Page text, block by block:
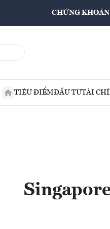
CHỨNG KHOÁN
TIÊU ĐIỂMĐẦU TƯTÀI